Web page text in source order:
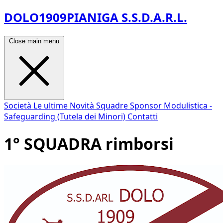
DOLO1909PIANIGA S.S.D.A.R.L.
Close main menu
Società Le ultime Novità SquadreSponsor Modulistica -
Safeguarding (Tutela dei Minori) Contatti
1° SQUADRA rimborsi